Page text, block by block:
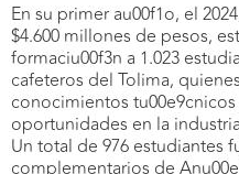
En su primer au00f1o, el
$4.600 millones de pesos,
formaciu00f3n a 1.023
cafeteros del Tolima,
conocimientos
oportunidades en la
Un total de 976 estudiantes